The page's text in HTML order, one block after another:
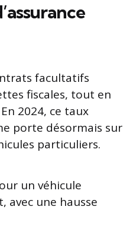
facultatifs
fiscales, tout en
2024, ce taux
porte désormais sur
particuliers.
un véhicule
avec une hausse